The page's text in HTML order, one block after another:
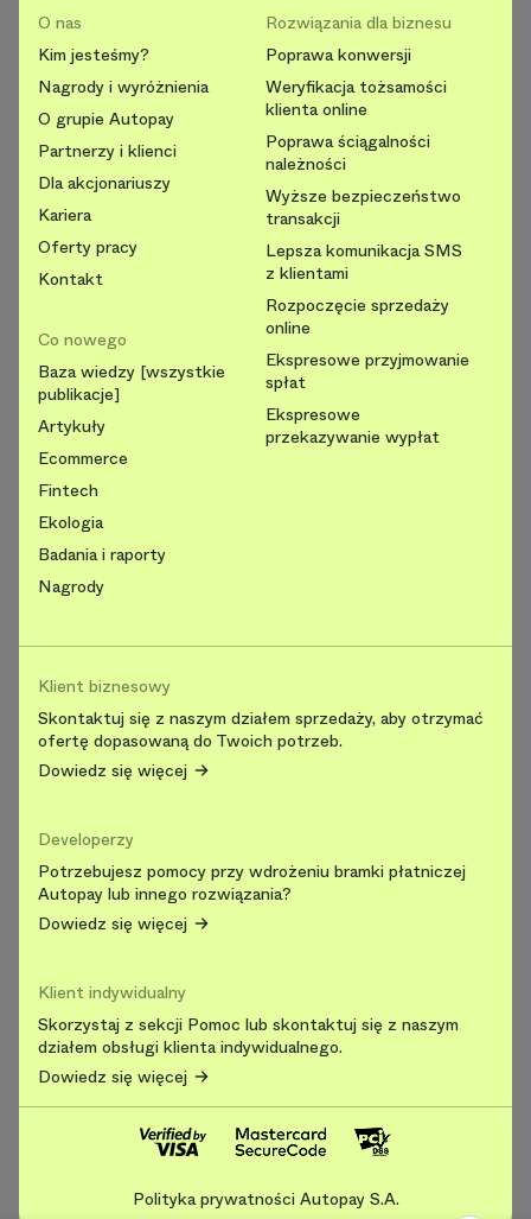
O nas
Kim jesteśmy?
Nagrody i wyróżnienia
O grupie Autopay
Partnerzy i klienci
Dla akcjonariuszy
Kariera
Oferty pracy
Kontakt
Co nowego
Baza wiedzy [wszystkie
publikacje]
Artykuły
Ecommerce
Fintech
Ekologia
Badania i raporty
Nagrody
Rozwiązania dla biznesu
Poprawa konwersji
Weryfikacja tożsamości
klienta online
Poprawa ściągalności
należności
Wyższe bezpieczeństwo
transakcji
Lepsza komunikacja SMS
z klientami
Rozpoczęcie sprzedaży
online
Ekspresowe przyjmowanie
spłat
Ekspresowe
przekazywanie wypłat
Klient biznesowy
Skontaktuj się z naszym działem sprzedaży, aby otrzymać
ofertę dopasowaną do Twoich potrzeb.
Dowiedz się więcej
Developerzy
Potrzebujesz pomocy przy wdrożeniu bramki płatniczej
Autopay lub innego rozwiązania?
Dowiedz się więcej
Klient indywidualny
Skorzystaj z sekcji Pomoc lub skontaktuj się z naszym
działem obsługi klienta indywidualnego.
Dowiedz się więcej
Polityka prywatności Autopay S.A.